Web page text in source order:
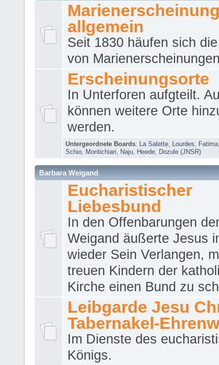
allgemein
Seit 1830 häufen sich
von
Erscheinungsorte
In Unterforen aufgteilt.
können weitere Orte
werden.
Untergeordnete Boards: La Salette Lourdes Fatima
Schio
Montichiari Naju Heede Dozule (JNSR)
Barbara Weigand
Eucharistischer
Liebesbund
In den Offenbarungen
Weigand äußerte Jesus
wieder Sein Verlangen,
treuen Kindern der
Kirche einen Bund zu
Leibgarde Jesu
Tabernakel-
Im Dienste des
Königs.